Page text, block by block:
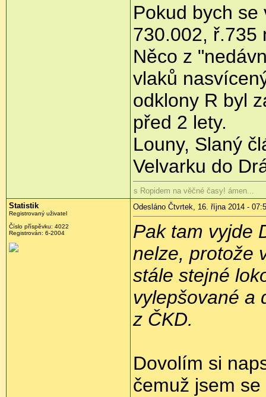
Pokud bych
730.002, ř.735
Něco z
vlaků
odklony R byl
před 2 lety.
Louny, Slaný
Velvarku do
s Ropidem na věčné časy! ámen...
Statistik
Registrovaný uživatel
Číslo příspěvku: 4022
Registrován: 6-2004
Odesláno Čtvrtek, 16. října 2014 -
Pak tam vyjde
nelze, protože
stále stejné
vylepšované a
z ČKD.
Dovolím si
čemuž jsem